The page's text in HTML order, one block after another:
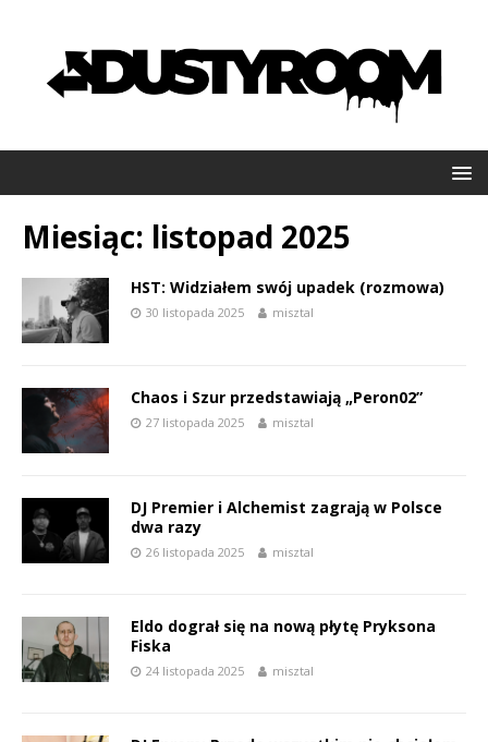
Miesiąc: listopad 2025
HST: Widziałem swój upadek (rozmowa)
30 listopada 2025 misztal
Chaos i Szur przedstawiają „Peron02”
27 listopada 2025 misztal
DJ Premier i Alchemist zagrają w Polsce
dwa razy
26 listopada 2025 misztal
Eldo dograł się na nową płytę Pryksona
Fiska
24 listopada 2025 misztal